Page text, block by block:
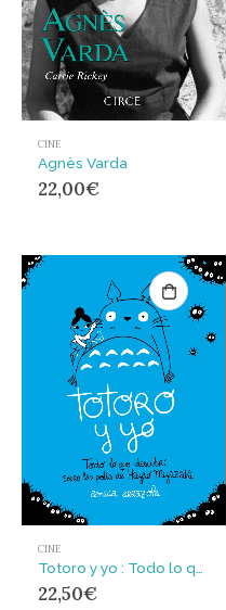
CINE
Agnès Varda
22,00€
CINE
22,50€